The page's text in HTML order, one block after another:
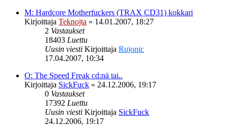
M: Hardcore Motherfuckers (TRAX CD31) kokkari
Kirjoittaja Teknojta » 14.01.2007, 18:27
2 Vastaukset
18403 Luettu
Uusin viesti Kirjoittaja Rujonic
17.04.2007, 10:34
O: The Speed Freak cd:nä tai..
Kirjoittaja SickFuck » 24.12.2006, 19:17
0 Vastaukset
17392 Luettu
Uusin viesti Kirjoittaja SickFuck
24.12.2006, 19:17